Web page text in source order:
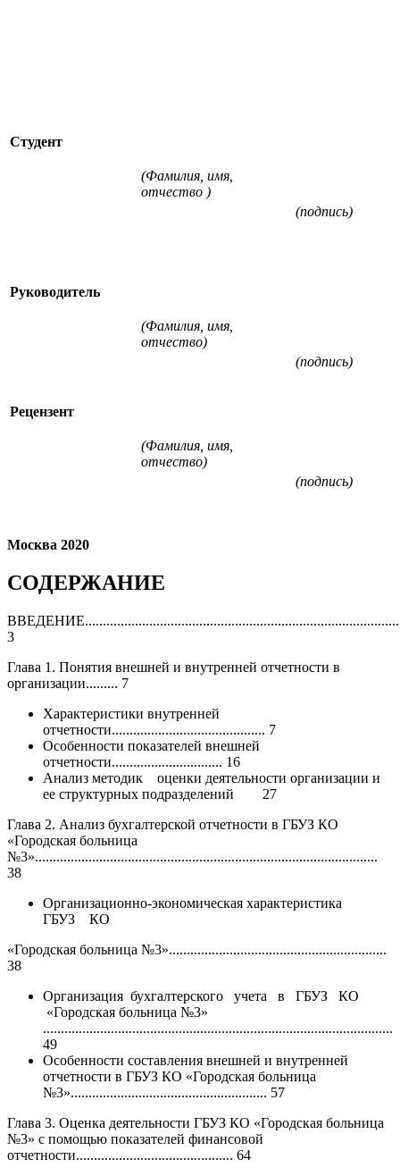
Студент
(Фамилия, имя,
отчество )
(подпись)
Руководитель
(Фамилия, имя,
отчество)
(подпись)
Рецензент
(Фамилия, имя,
отчество)
(подпись)
Москва 2020
СОДЕРЖАНИЕ
3
Глава 1. Понятия внешней и внутренней отчетности в
организации......... 7
Характеристики внутренней
отчетности........................................... 7
Особенности показателей внешней
отчетности............................... 16
Анализ методик оценки деятельности организации и
ее структурных подразделений 27
Глава 2. Анализ бухгалтерской отчетности в ГБУЗ КО
«Городская больница
№3»................................................................................................
38
Организационно-экономическая характеристика
ГБУЗ КО
«Городская больница №3».............................................................
38
Организация бухгалтерского учета в ГБУЗ КО
«Городская больница №3»
..................................................................................................
49
Особенности составления внешней и внутренней
отчетности в ГБУЗ КО «Городская больница
№3»....................................................... 57
Глава 3. Оценка деятельности ГБУЗ КО «Городская больница
№3» с помощью показателей финансовой
отчетности............................................ 64